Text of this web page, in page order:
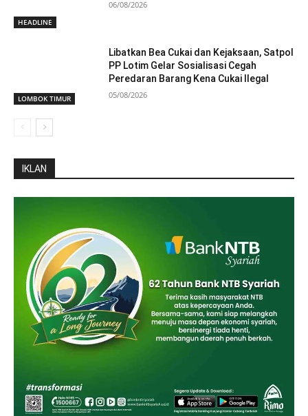
HEADLINE
06/08/2026
LOMBOK TIMUR
Libatkan Bea Cukai dan Kejaksaan, Satpol
PP Lotim Gelar Sosialisasi Cegah
Peredaran Barang Kena Cukai Ilegal
05/08/2026
IKLAN